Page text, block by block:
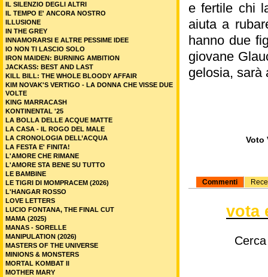
e fertile chi
aiuta a
hanno due
giovane
gelosia, sarà
Voto
Commenti
vota
IL SILENZIO DEGLI ALTRI
IL TEMPO E' ANCORA NOSTRO
ILLUSIONE
IN THE GREY
INNAMORARSI E ALTRE PESSIME IDEE
IO NON TI LASCIO SOLO
IRON MAIDEN: BURNING AMBITION
JACKASS: BEST AND LAST
KILL BILL: THE WHOLE BLOODY AFFAIR
KIM NOVAK'S VERTIGO - LA DONNA CHE VISSE DUE
VOLTE
KING MARRACASH
KONTINENTAL '25
LA BOLLA DELLE ACQUE MATTE
LA CASA - IL ROGO DEL MALE
LA CRONOLOGIA DELL’ACQUA
LA FESTA E' FINITA!
L'AMORE CHE RIMANE
L'AMORE STA BENE SU TUTTO
LE BAMBINE
LE TIGRI DI MOMPRACEM (2026)
L'HANGAR ROSSO
LOVE LETTERS
LUCIO FONTANA, THE FINAL CUT
MAMA (2025)
MANAS - SORELLE
MANIPULATION (2026)
MASTERS OF THE UNIVERSE
MINIONS & MONSTERS
MORTAL KOMBAT II
MOTHER MARY